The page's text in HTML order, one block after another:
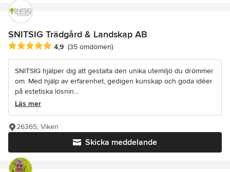
SNITSIG Trädgård & Landskap AB
Genomsnittligt omdöme: 4.9 av 5 stjärnor
4,9 (35 omdömen)
SNITSIG hjälper dig att gestalta den unika utemiljö du drömmer
om. Med hjälp av erfarenhet, gedigen kunskap och goda idéer
på estetiska lösnin...
Läs mer
Skicka meddelande
26365, Viken